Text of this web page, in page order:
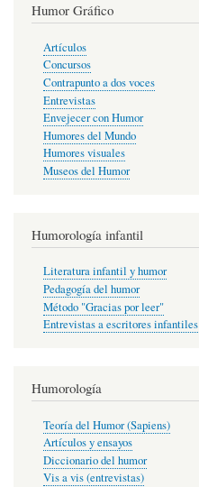
Humor Gráfico
Artículos
Concursos
Contrapunto a dos voces
Entrevistas
Envejecer con Humor
Humores del Mundo
Humores visuales
Museos del Humor
Humorología infantil
Literatura infantil y humor
Pedagogía del humor
Método "Gracias por leer"
Entrevistas a escritores infantiles
Humorología
Teoría del Humor (Sapiens)
Artículos y ensayos
Diccionario del humor
Vis a vis (entrevistas)